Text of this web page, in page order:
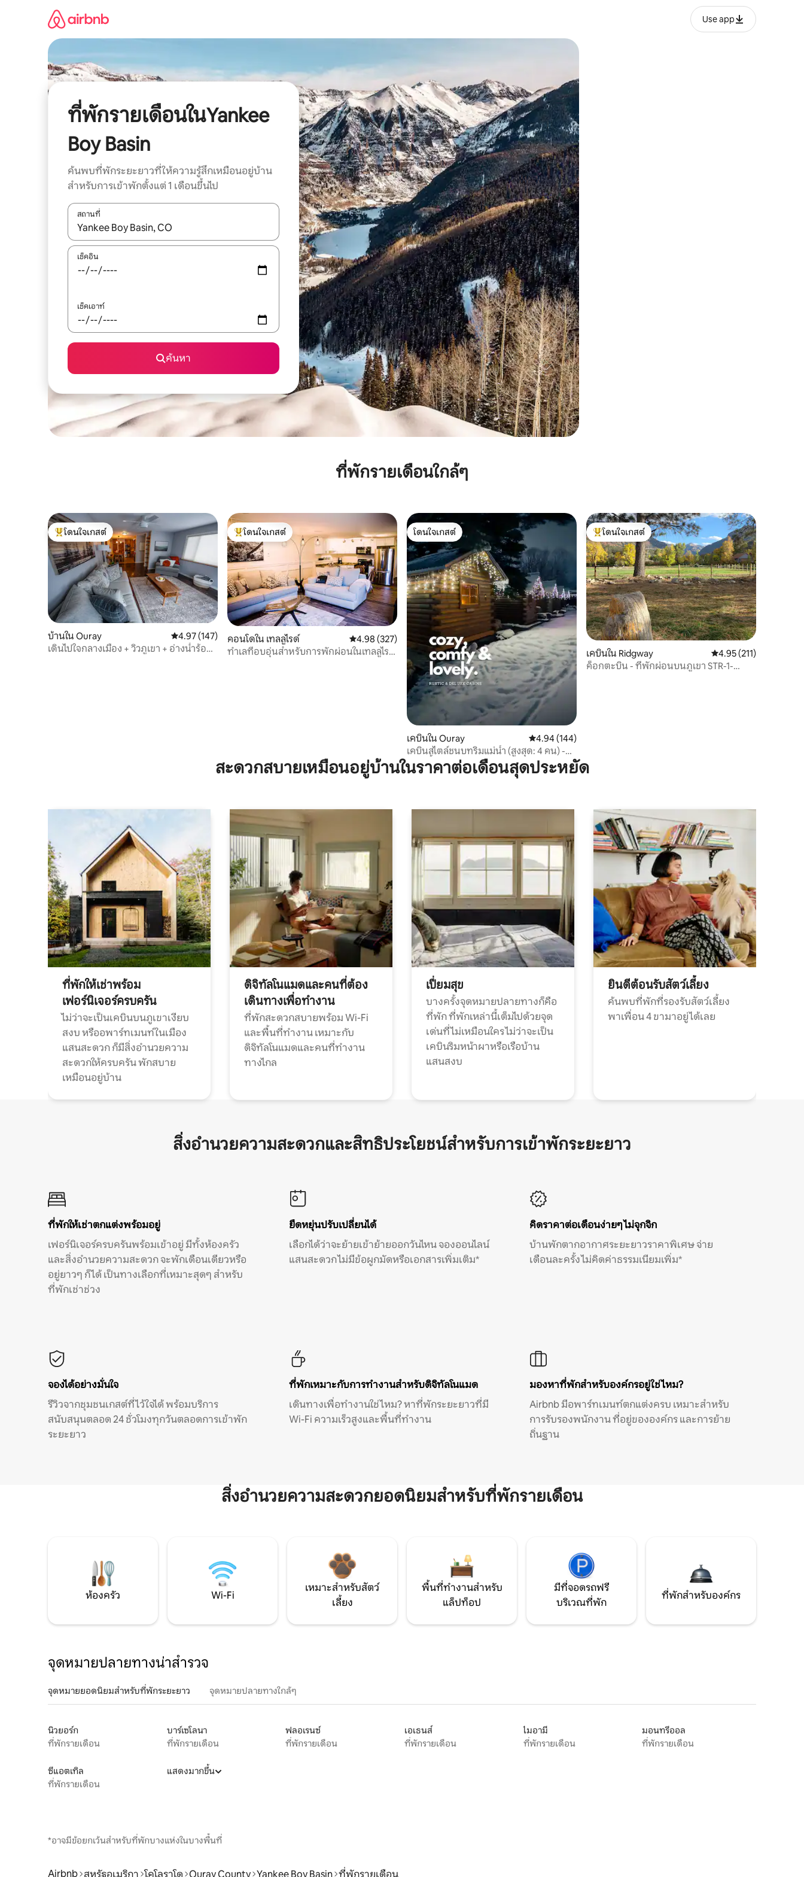
Use app
ที่พักรายเดือนในYankee
Boy Basin
ค้นพบที่พักระยะยาวที่ให้ความรู้สึกเหมือนอยู่บ้าน
สำหรับการเข้าพักตั้งแต่ 1 เดือนขึ้นไป
สถานที่
ใช้ลูกศรขึ้นลง หรือใช้การสัมผัสหรือปัด เพื่อสำรวจผลการค้นหา
เช็คอิน
เช็คเอาท์
ค้นหา
ที่พักรายเดือนใกล้ๆ
โดนใจเกสต์ที่สุด
โดนใจเกสต์
บ้านใน Ouray คะแนนเฉลี่ย 4.97 จาก 5, 147 รีวิว
4.97 (147)
เดินไปใจกลางเมือง + วิวภูเขา + อ่างน้ำร้อน
โดนใจเกสต์ที่สุด
โดนใจเกสต์
คอนโดใน เทลลูไรด์ คะแนนเฉลี่ย 4.98 จาก 5, 327 รีวิว
4.98 (327)
ทำเลที่อบอุ่นสำหรับการพักผ่อนในเทลลูไรด์
โดนใจเกสต์
โดนใจเกสต์
เคบินใน Ouray คะแนนเฉลี่ย 4.94 จาก 5, 144 รีวิว
4.94 (144)
เคบินสไตล์ชนบทริมแม่น้ำ (สูงสุด: 4 คน) -
สัตว์เลี้ยงและสปา
โดนใจเกสต์ที่สุด
โดนใจเกสต์
เคบินใน Ridgway คะแนนเฉลี่ย 4.95 จาก
4.95 (211)
ค็อกตะบิน - ที่พักผ่อนบนภูเขา STR-1-
สะดวกสบายเหมือนอยู่บ้านในราคาต่อเดือนสุดประหยัด
ที่พักให้เช่าพร้อม
เฟอร์นิเจอร์ครบครัน
ไม่ว่าจะเป็นเคบินบนภูเขาเงียบ
สงบ หรืออพาร์ทเมนท์ในเมือง
แสนสะดวก ก็มีสิ่งอำนวยความ
สะดวกให้ครบครัน พักสบาย
เหมือนอยู่บ้าน
ดิจิทัลโนแมดและคนที่ต้อง
เดินทางเพื่อทำงาน
ที่พักสะดวกสบายพร้อม Wi-Fi
และพื้นที่ทำงาน เหมาะกับ
ดิจิทัลโนแมดและคนที่ทำงาน
ทางไกล
เปี่ยมสุข
บางครั้งจุดหมายปลายทางก็คือ
ที่พัก ที่พักเหล่านี้เต็มไปด้วยจุด
เด่นที่ไม่เหมือนใคร ไม่ว่าจะเป็น
เคบินริมหน้าผาหรือเรือบ้าน
แสนสงบ
ยินดีต้อนรับสัตว์เลี้ยง
ค้นพบที่พักที่รองรับสัตว์เลี้ยง
พาเพื่อน 4 ขามาอยู่ได้เลย
สิ่งอำนวยความสะดวกและสิทธิประโยชน์สำหรับการเข้าพักระยะยาว
ที่พักให้เช่าตกแต่งพร้อมอยู่
เฟอร์นิเจอร์ครบครันพร้อมเข้าอยู่ มีทั้งห้องครัว
และสิ่งอำนวยความสะดวก จะพักเดือนเดียวหรือ
อยู่ยาวๆ ก็ได้ เป็นทางเลือกที่เหมาะสุดๆ สำหรับ
ที่พักเช่าช่วง
ยืดหยุ่นปรับเปลี่ยนได้
เลือกได้ว่าจะย้ายเข้าย้ายออกวันไหน จองออนไลน์
แสนสะดวก ไม่มีข้อผูกมัดหรือเอกสารเพิ่มเติม*
คิดราคาต่อเดือนง่ายๆ ไม่จุกจิก
บ้านพักตากอากาศระยะยาวราคาพิเศษ จ่าย
เดือนละครั้ง ไม่คิดค่าธรรมเนียมเพิ่ม*
จองได้อย่างมั่นใจ
รีวิวจากชุมชนเกสต์ที่ไว้ใจได้ พร้อมบริการ
สนับสนุนตลอด 24 ชั่วโมงทุกวันตลอดการเข้าพัก
ระยะยาว
ที่พักเหมาะกับการทำงานสำหรับดิจิทัลโนแมด
เดินทางเพื่อทำงานใช่ไหม? หาที่พักระยะยาวที่มี
Wi-Fi ความเร็วสูงและพื้นที่ทำงาน
มองหาที่พักสำหรับองค์กรอยู่ใช่ไหม?
Airbnb มีอพาร์ทเมนท์ตกแต่งครบ เหมาะสำหรับ
การรับรองพนักงาน ที่อยู่ขององค์กร และการย้าย
ถิ่นฐาน
สิ่งอำนวยความสะดวกยอดนิยมสำหรับที่พักรายเดือน
ห้องครัว Wi-Fi
เหมาะสำหรับสัตว์
เลี้ยง
พื้นที่ทำงานสำหรับ
แล็ปท็อป
มีที่จอดรถฟรี
บริเวณที่พัก
ที่พักสำหรับองค์กร
จุดหมายปลายทางน่าสำรวจ
จุดหมายยอดนิยมสำหรับที่พักระยะยาว จุดหมายปลายทางใกล้ๆ
นิวยอร์ก
ที่พักรายเดือน
บาร์เซโลนา
ที่พักรายเดือน
ฟลอเรนซ์
ที่พักรายเดือน
เอเธนส์
ที่พักรายเดือน
ไมอามี
ที่พักรายเดือน
มอนทรีออล
ที่พักรายเดือน
ซีแอตเทิล
ที่พักรายเดือน
แสดงมากขึ้น
*อาจมีข้อยกเว้นสำหรับที่พักบางแห่งในบางพื้นที่
Airbnb สหรัฐอเมริกา โคโลราโด Ouray County Yankee Boy Basin ที่พักรายเดือน